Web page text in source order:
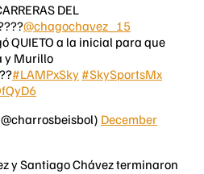
DEL
@chagochavez_15
QUIETO a la inicial para que
y Murillo
#LAMPxSky #SkySportsMx
December
y Santiago Chávez terminaron